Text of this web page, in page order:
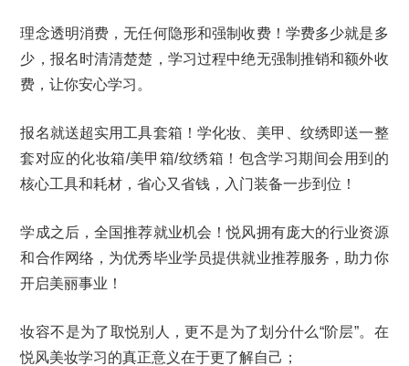
理念透明消费，无任何隐形和强制收费！学费多少就是多
少，报名时清清楚楚，学习过程中绝无强制推销和额外收
费，让你安心学习。
报名就送超实用工具套箱！学化妆、美甲、纹绣即送一整
套对应的化妆箱/美甲箱/纹绣箱！包含学习期间会用到的
核心工具和耗材，省心又省钱，入门装备一步到位！
学成之后，全国推荐就业机会！悦风拥有庞大的行业资源
和合作网络，为优秀毕业学员提供就业推荐服务，助力你
开启美丽事业！
妆容不是为了取悦别人，更不是为了划分什么“阶层”。在
悦风美妆学习的真正意义在于更了解自己；